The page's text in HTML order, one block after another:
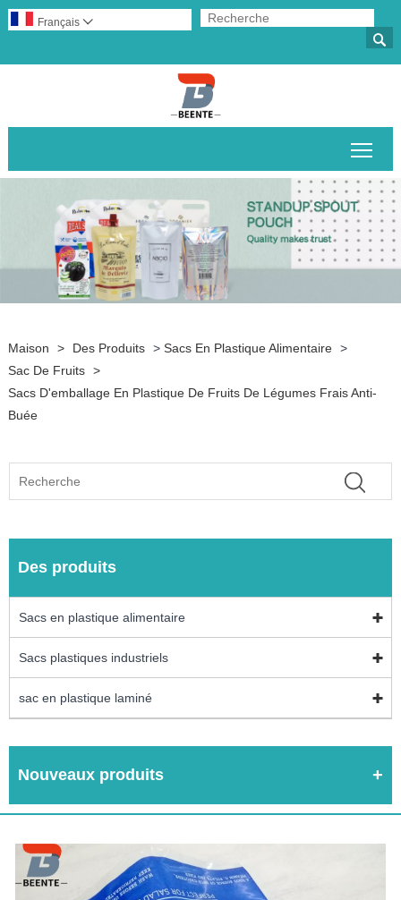

Français 
Maison > Des Produits > Sacs En Plastique Alimentaire >
Sac De Fruits >
Sacs D'emballage En Plastique De Fruits De Légumes Frais Anti-
Buée
Des produits
Sacs en plastique alimentaire
Sacs plastiques industriels
sac en plastique laminé
Nouveaux produits